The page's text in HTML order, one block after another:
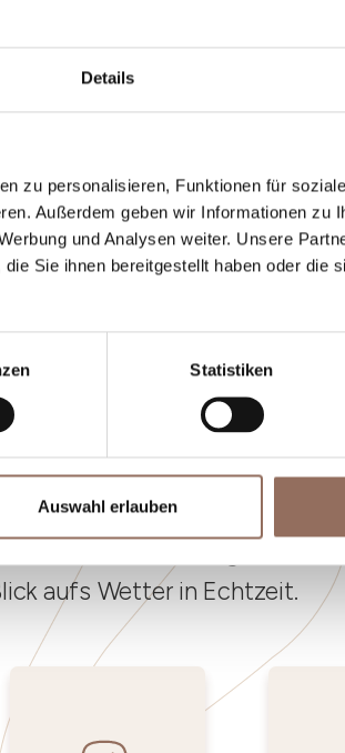
Details
zu personalisieren, Funktionen für
Außerdem geben wir Informationen zu
und Analysen weiter. Unsere
Sie ihnen bereitgestellt haben oder die
Statistiken
Auswahl erlauben
Urlaub
Winkel des Langhe
aufs Wetter in Echtzeit.